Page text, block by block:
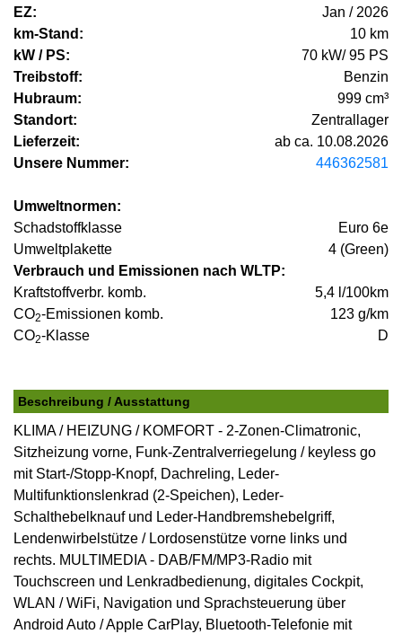
EZ:
Jan / 2026
km-Stand:
10 km
kW / PS:
70 kW/ 95 PS
Treibstoff:
Benzin
Hubraum:
999 cm³
Standort:
Zentrallager
Lieferzeit:
ab ca. 10.08.2026
Unsere Nummer:
446362581
Umweltnormen:
Schadstoffklasse
Euro 6e
Umweltplakette
4 (Green)
Verbrauch und Emissionen nach WLTP:
Kraftstoffverbr. komb.
5,4 l/100km
CO2-Emissionen komb.
123 g/km
CO2-Klasse D
Beschreibung / Ausstattung
KLIMA / HEIZUNG / KOMFORT - 2-Zonen-Climatronic,
Sitzheizung vorne, Funk-Zentralverriegelung / keyless go
mit Start-/Stopp-Knopf, Dachreling, Leder-
Multifunktionslenkrad (2-Speichen), Leder-
Schalthebelknauf und Leder-Handbremshebelgriff,
Lendenwirbelstütze / Lordosenstütze vorne links und
rechts. MULTIMEDIA - DAB/FM/MP3-Radio mit
Touchscreen und Lenkradbedienung, digitales Cockpit,
WLAN / WiFi, Navigation und Sprachsteuerung über
Android Auto / Apple CarPlay, Bluetooth-Telefonie mit